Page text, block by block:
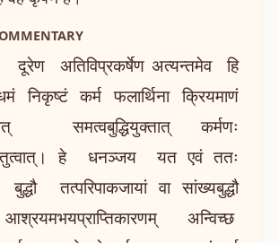
अतिविप्रकर्षेण अत्यन्तमेव हि
कर्म फलार्थिना क्रियमाणं
समत्वबुद्धियुक्तात् कर्मणः
हे धनञ्जय यत एवं ततः
बुद्धौ तत्परिपाकजायां वा सांख्यबुद्धौ
अन्विच्छ